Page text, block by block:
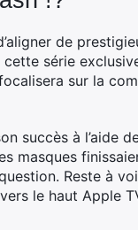
de
cette série
sur la
succès à l’aide
masques
Reste à
le haut Apple